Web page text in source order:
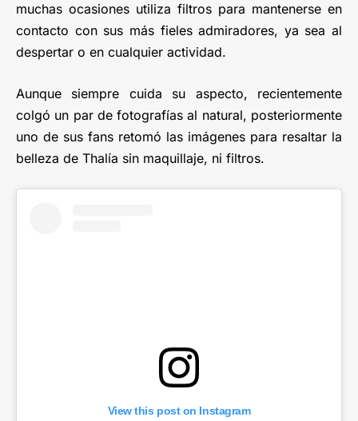
muchas ocasiones utiliza filtros para mantenerse en
contacto con sus más fieles admiradores, ya sea al
despertar o en cualquier actividad.
Aunque siempre cuida su aspecto, recientemente
colgó un par de fotografías al natural, posteriormente
uno de sus fans retomó las imágenes para resaltar la
belleza de Thalía sin maquillaje, ni filtros.
View this post on Instagram